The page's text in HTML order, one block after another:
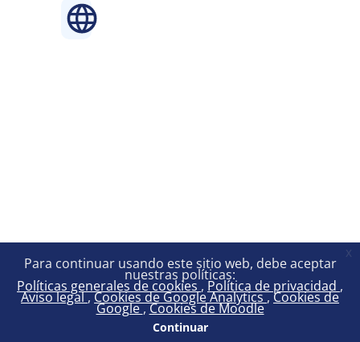
Para continuar usando este sitio web, debe aceptar
nuestras políticas:
Políticas generales de cookies Política de privacidad
Aviso legal Cookies de Google Analytics Cookies de
Google Cookies de Moodle
Continuar
x